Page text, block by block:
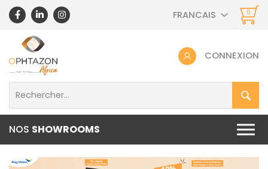
FRANCAIS 0
CONNEXION
NOS SHOWROOMS